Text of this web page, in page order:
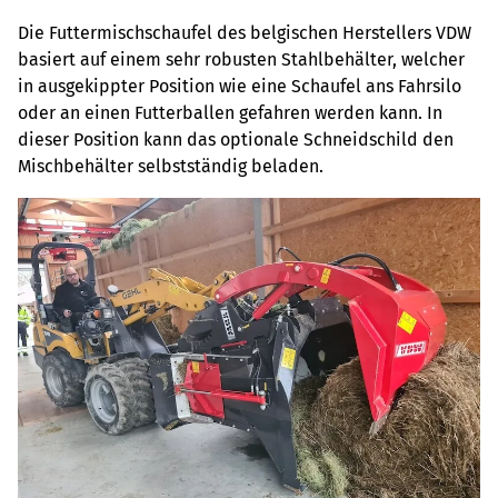
Die Futtermischschaufel des belgischen Herstellers VDW
basiert auf einem sehr robusten Stahlbehälter, welcher
in ausgekippter Position wie eine Schaufel ans Fahrsilo
oder an einen Futterballen gefahren werden kann. In
dieser Position kann das optionale Schneidschild den
Mischbehälter selbstständig beladen.